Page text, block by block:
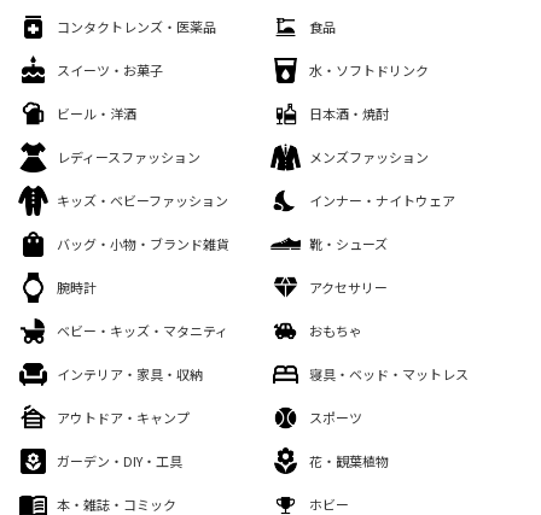
コンタクトレンズ・医薬品 食品
スイーツ・お菓子 水・ソフトドリンク
ビール・洋酒 日本酒・焼酎
レディースファッション メンズファッション
キッズ・ベビーファッション インナー・ナイトウェア
バッグ・小物・ブランド雑貨 靴・シューズ
腕時計 アクセサリー
ベビー・キッズ・マタニティ おもちゃ
インテリア・家具・収納 寝具・ベッド・マットレス
アウトドア・キャンプ スポーツ
ガーデン・DIY・工具 花・観葉植物
本・雑誌・コミック ホビー